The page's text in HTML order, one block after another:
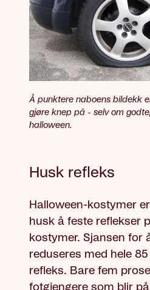
Å punktere naboens bildekk
gjøre knep på - selv om
halloween.
Husk refleks
Halloween-kostymer
husk å feste reflekser
kostymer. Sjansen for
reduseres med hele
refleks. Bare fem
fotgjengere som blir